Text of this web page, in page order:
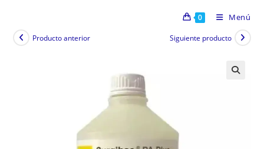
0 Menú
Producto anterior Siguiente producto